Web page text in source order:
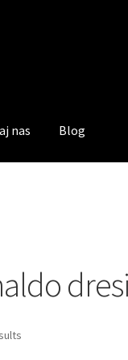
nas Blog
dresi
Sorted